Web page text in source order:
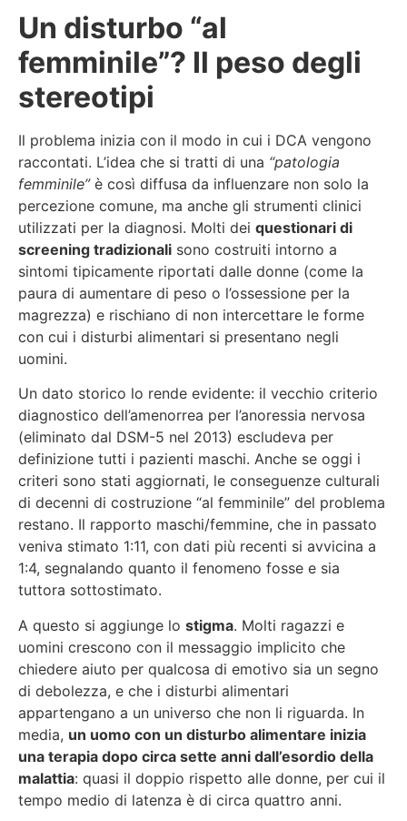
Un disturbo “al
femminile”? Il peso degli
stereotipi
Il problema inizia con il modo in cui i DCA vengono
raccontati. L’idea che si tratti di una “patologia
femminile”è così diffusa da influenzare non solo la
percezione comune, ma anche gli strumenti clinici
utilizzati per la diagnosi. Molti dei questionari di
screening tradizionali sono costruiti intorno a
sintomi tipicamente riportati dalle donne (come la
paura di aumentare di peso o l’ossessione per la
magrezza) e rischiano di non intercettare le forme
con cui i disturbi alimentari si presentano negli
uomini.
Un dato storico lo rende evidente: il vecchio criterio
diagnostico dell’amenorrea per l’anoressia nervosa
(eliminato dal DSM-5 nel 2013) escludeva per
definizione tutti i pazienti maschi. Anche se oggi i
criteri sono stati aggiornati, le conseguenze culturali
di decenni di costruzione “al femminile” del problema
restano. Il rapporto maschi/femmine, che in passato
veniva stimato 1:11, con dati più recenti si avvicina a
1:4, segnalando quanto il fenomeno fosse e sia
tuttora sottostimato.
A questo si aggiunge lo stigma. Molti ragazzi e
uomini crescono con il messaggio implicito che
chiedere aiuto per qualcosa di emotivo sia un segno
di debolezza, e che i disturbi alimentari
appartengano a un universo che non li riguarda. In
media, un uomo con un disturbo alimentare inizia
una terapia dopo circa sette anni dall’esordio della
malattia: quasi il doppio rispetto alle donne, per cui il
tempo medio di latenza è di circa quattro anni.